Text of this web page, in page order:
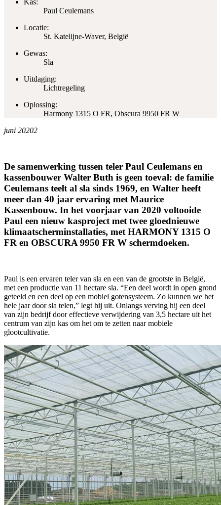
Kas:
Paul Ceulemans
Locatie:
St. Katelijne-Waver, België
Gewas:
Sla
Uitdaging:
Lichtregeling
Oplossing:
Harmony 1315 O FR, Obscura 9950 FR W
juni 20202
De samenwerking tussen teler Paul Ceulemans en
kassenbouwer Walter Buth is geen toeval: de familie
Ceulemans teelt al sla sinds 1969, en Walter heeft
meer dan 40 jaar ervaring met Maurice
Kassenbouw. In het voorjaar van 2020 voltooide
Paul een nieuw kasproject met twee gloednieuwe
klimaatscherminstallaties, met HARMONY 1315 O
FR en OBSCURA 9950 FR W schermdoeken.
Paul is een ervaren teler van sla en een van de grootste in België,
met een productie van 11 hectare sla. “Een deel wordt in open grond
geteeld en een deel op een mobiel gotensysteem. Zo kunnen we het
hele jaar door sla telen,” legt hij uit. Onlangs verving hij een deel
van zijn bedrijf door effectieve verwijdering van 3,5 hectare uit het
centrum van zijn kas om het om te zetten naar mobiele
glootcultivatie.